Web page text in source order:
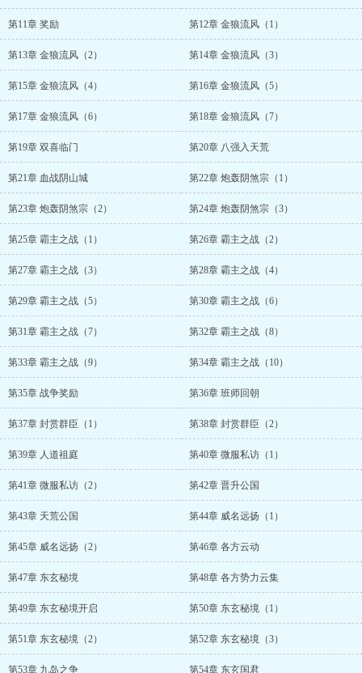
第11章 奖励 第12章 金狼流风（1）
第13章 金狼流风（2） 第14章 金狼流风（3）
第15章 金狼流风（4） 第16章 金狼流风（5）
第17章 金狼流风（6） 第18章 金狼流风（7）
第19章 双喜临门 第20章 八强入天荒
第21章 血战阴山城 第22章 炮轰阴煞宗（1）
第23章 炮轰阴煞宗（2） 第24章 炮轰阴煞宗（3）
第25章 霸主之战（1） 第26章 霸主之战（2）
第27章 霸主之战（3） 第28章 霸主之战（4）
第29章 霸主之战（5） 第30章 霸主之战（6）
第31章 霸主之战（7） 第32章 霸主之战（8）
第33章 霸主之战（9） 第34章 霸主之战（10）
第35章 战争奖励 第36章 班师回朝
第37章 封赏群臣（1） 第38章 封赏群臣（2）
第39章 人道祖庭 第40章 微服私访（1）
第41章 微服私访（2） 第42章 晋升公国
第43章 天荒公国 第44章 威名远扬（1）
第45章 威名远扬（2） 第46章 各方云动
第47章 东玄秘境 第48章 各方势力云集
第49章 东玄秘境开启 第50章 东玄秘境（1）
第51章 东玄秘境（2） 第52章 东玄秘境（3）
第53章 九岛之争 第54章 东玄国君